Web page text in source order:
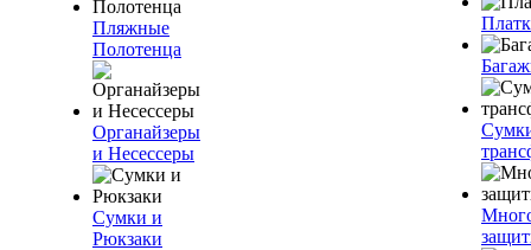
Пляжные
Полотенца
Органайзеры
и Несессеры
Сумки и
Рюкзаки